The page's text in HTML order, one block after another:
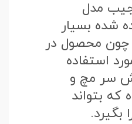
مدل
شده بسیار
چون محصول در
استفاده
سر مچ و
که بتواند
بگیرد.